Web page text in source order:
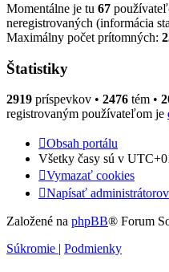
Momentálne je tu 67
neregistrovaných (informácia
Maximálny počet prítomných:
Štatistiky
2919 príspevkov • 2476 tém •
registrovaným používateľom je
Obsah portálu
Všetky časy sú v
Vymazať cookies
Napísať
Založené na phpBB® Forum
Súkromie | Podmienky